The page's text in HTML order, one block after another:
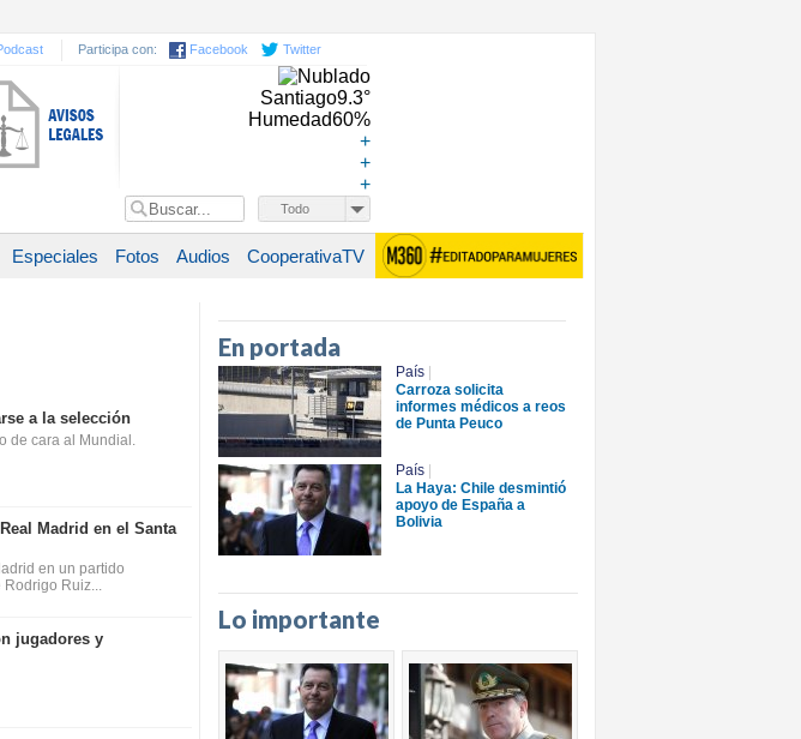
Participa con: Facebook Twitter
Santiago9.3°
Humedad60%
+
+
+
Todo
Especiales Fotos Audios CooperativaTV
a la selección
de cara al Mundial.
Madrid en el Santa
en un partido
Rodrigo Ruiz...
jugadores y
En portada
País
Carroza solicita
informes médicos a reos
de Punta Peuco
País
La Haya: Chile desmintió
apoyo de España a
Bolivia
Lo importante